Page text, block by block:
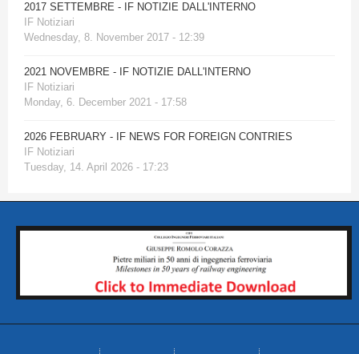
2017 SETTEMBRE - IF NOTIZIE DALL'INTERNO
IF Notiziari
Wednesday, 8. November 2017 - 12:39
2021 NOVEMBRE - IF NOTIZIE DALL'INTERNO
IF Notiziari
Monday, 6. December 2021 - 17:58
2026 FEBRUARY - IF NEWS FOR FOREIGN CONTRIES
IF Notiziari
Tuesday, 14. April 2026 - 17:23